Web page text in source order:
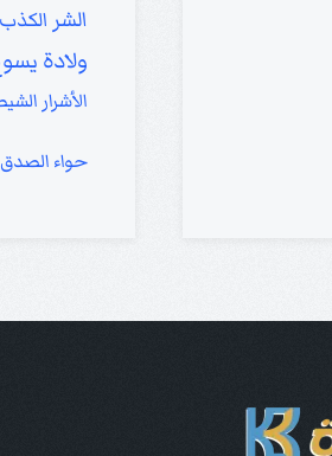
الشر الكذب
ولادة
الأشرار
حواء الصدق